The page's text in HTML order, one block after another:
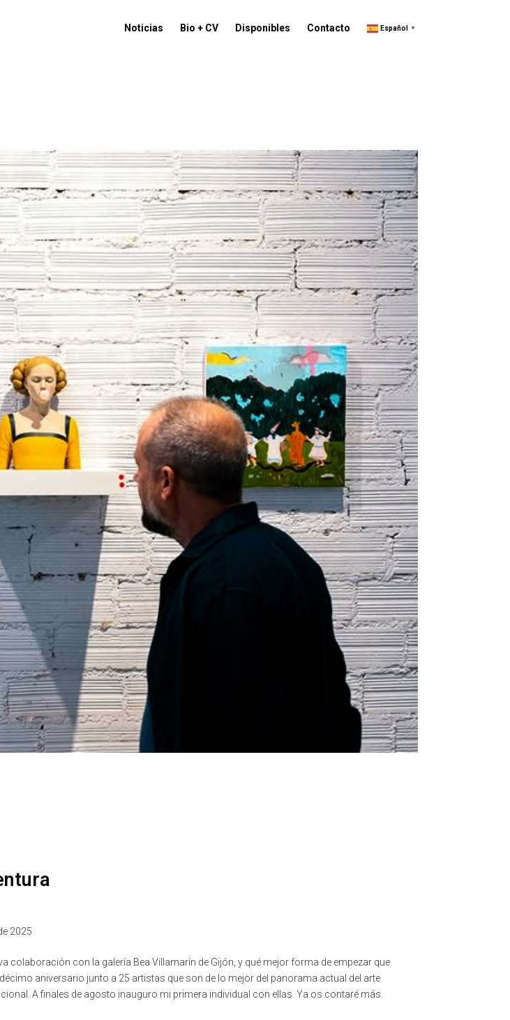
Noticias Bio + CV Disponibles Contacto Español ▼
2025
colaboración con la galería Bea Villamarín de Gijón, y qué mejor forma de empezar que
aniversario junto a 25 artistas que son de lo mejor del panorama actual del arte
A finales de agosto inauguro mi primera individual con ellas. Ya os contaré más.